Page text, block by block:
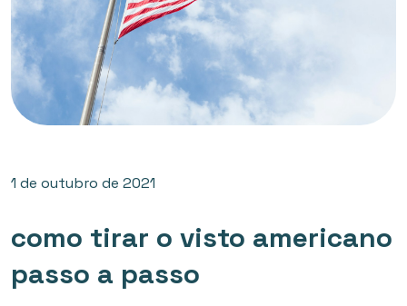
1 de outubro de 2021
como tirar o visto americano
passo a passo